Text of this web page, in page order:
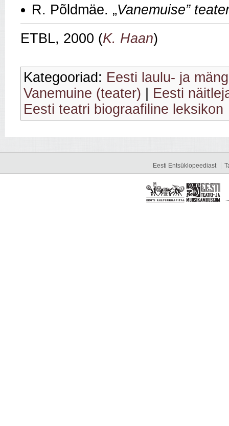
R. Põldmäe. „Vanemuise”
ETBL, 2000 (K. Haan)
Kategooriad: Eesti laulu- ja
Vanemuine (teater)
Eesti
Eesti teatri biograafiline leksikon
Eesti Entsüklopeediast